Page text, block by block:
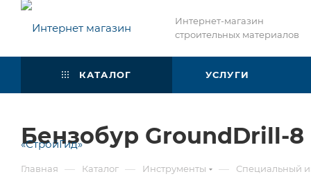
Интернет-магазин
строительных материалов
КАТАЛОГ УСЛУГИ
Бензобур GroundDrill-
Главная — Каталог — Инструменты — Специальный